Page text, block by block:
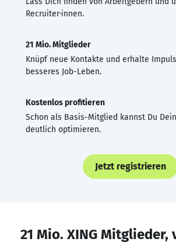
Recruiter·innen.
21 Mio. Mitglieder
Knüpf neue Kontakte und erhalte
besseres Job-Leben.
Kostenlos profitieren
Schon als Basis-Mitglied kannst Du
deutlich optimieren.
Jetzt registrieren
21 Mio. XING Mitglieder,